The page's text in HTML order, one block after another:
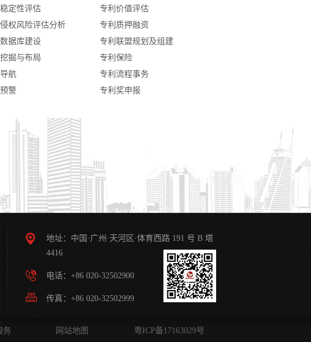
定性评估
权风险评估分析
据库建设
掘与布局
航
警
专利价值评估
专利质押融资
专利联盟规划及组建
专利保险
专利流程事务
专利奖申报
粤ICP备17163029号
网站地图
务
地址：中国·广州·天河区·体育西路 191 号 B 塔
4416
电话：+86 020-32502900
传真：+86 020-32502999